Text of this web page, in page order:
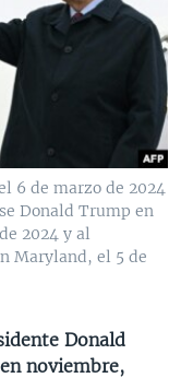
6 de marzo de 2024
Donald Trump en
2024 y al
Maryland, el 5 de
Donald
noviembre,